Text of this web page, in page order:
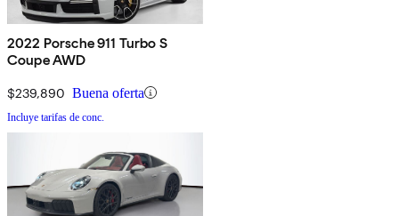
2022 Porsche 911 Turbo S
Coupe AWD
$239,890 Buena oferta
Incluye tarifas de conc.